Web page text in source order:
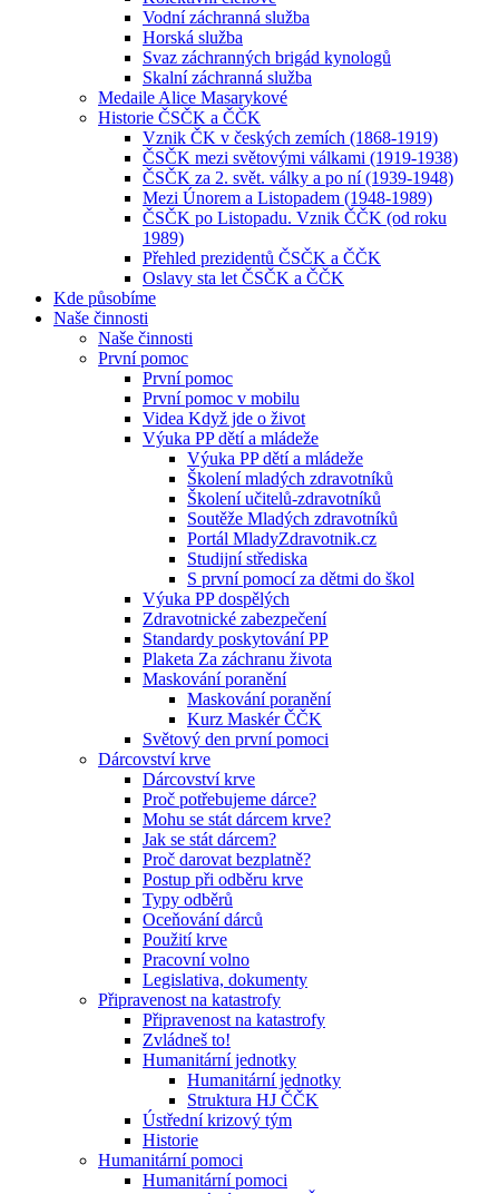
Vodní záchranná služba
Horská služba
Svaz záchranných brigád kynologů
Skalní záchranná služba
Medaile Alice Masarykové
Historie ČSČK a ČČK
Vznik ČK v českých zemích (1868-1919)
ČSČK mezi světovými válkami (1919-1938)
ČSČK za 2. svět. války a po ní (1939-1948)
Mezi Únorem a Listopadem (1948-1989)
ČSČK po Listopadu. Vznik ČČK (od roku
1989)
Přehled prezidentů ČSČK a ČČK
Oslavy sta let ČSČK a ČČK
Kde působíme
Naše činnosti
Naše činnosti
První pomoc
První pomoc
První pomoc v mobilu
Videa Když jde o život
Výuka PP dětí a mládeže
Výuka PP dětí a mládeže
Školení mladých zdravotníků
Školení učitelů-zdravotníků
Soutěže Mladých zdravotníků
Portál MladyZdravotnik.cz
Studijní střediska
S první pomocí za dětmi do škol
Výuka PP dospělých
Zdravotnické zabezpečení
Standardy poskytování PP
Plaketa Za záchranu života
Maskování poranění
Maskování poranění
Kurz Maskér ČČK
Světový den první pomoci
Dárcovství krve
Dárcovství krve
Proč potřebujeme dárce?
Mohu se stát dárcem krve?
Jak se stát dárcem?
Proč darovat bezplatně?
Postup při odběru krve
Typy odběrů
Oceňování dárců
Použití krve
Pracovní volno
Legislativa, dokumenty
Připravenost na katastrofy
Připravenost na katastrofy
Zvládneš to!
Humanitární jednotky
Humanitární jednotky
Struktura HJ ČČK
Ústřední krizový tým
Historie
Humanitární pomoci
Humanitární pomoci